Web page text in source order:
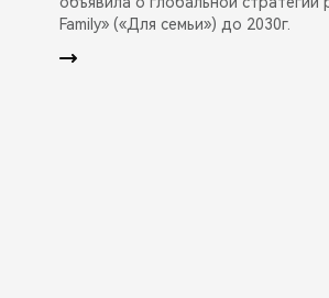
Family» («Для семьи») до 2030г.